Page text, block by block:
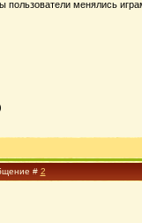
пользователи менялись
# 2